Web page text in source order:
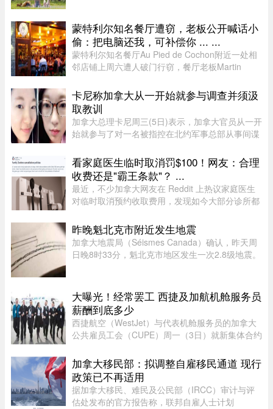
尔空气质量优，紫外线指数 ...
蒙特利尔知名餐厅遭窃，老板公开喊话小
偷：把电脑还我，可补偿你 ... ...
蒙特利尔知名餐厅Au Pied de Cochon附近一处相
邻店铺上周六遭人破门行窃，餐厅老板Martin
找回电脑。据Martin Picard介绍，被盗地点位于
Plateau-Mont-Royal区Duluth Es ...
卡尼称加拿大从一开始就参与调查并须汲
取教训
加拿大总理卡尼周三(5日)表示，加拿大官员从一开
始就参与了对一名被指控在北约军事总部从事间谍
道，卡尼表示加拿大应该从这类事件中汲取教训，
但并未明确表示加拿大正在 ...
看家庭医生临时取消罚$100！网友：合理
收费还是"霸王条款"？ ...
最近，不少加拿大网友在 Reddit 上热议家庭医生
对临时取消预约收取费用，发现如今大部分诊所都
$60至$100之间。多名网友表示，这类收费政策其
实已经实行十年以上，$60 ...
昨晚魁北克市附近发生地震
加拿大地震局（Séismes Canada）确认，昨天周
日晚8时33分，魁北克市地区发生一次2.8级地震。
动，形容感觉像打雷或重型车 ...
大曝光！经常罢工 西捷及加航机舱服务员
薪酬到底多少
西捷航空（WestJet）与代表机舱服务员的加拿大
公共雇员工会（CUPE）周一（3日）就新集体合约
西捷航空周一在官网公布的薪酬资料，该公司机舱
服务员薪酬为每个「薪酬工时 ...
加拿大移民部：拟调整自雇移民通道 现行
政策已不再适用
据加拿大移民、难民及公民部（IRCC）审计与评
估处发布的官方报告称，联邦自雇人士计划